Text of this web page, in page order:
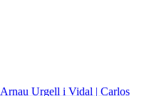
Arnau Urgell i Vidal | Carlos